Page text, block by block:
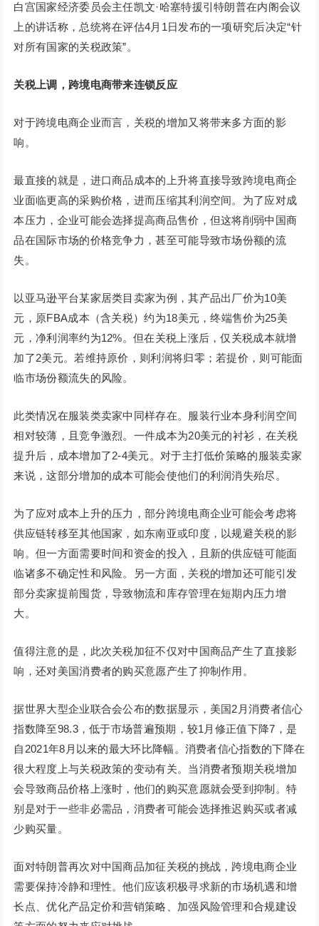
白宫国家经济委员会主任凯文·哈塞特援引特朗普在内阁会议
上的讲话称，总统将在评估4月1日发布的一项研究后决定“针
对所有国家的关税政策”。
关税上调，跨境电商带来连锁反应
对于跨境电商企业而言，关税的增加又将带来多方面的影
响。
最直接的就是，进口商品成本的上升将直接导致跨境电商企
业面临更高的采购价格，进而压缩其利润空间。为了应对成
本压力，企业可能会选择提高商品售价，但这将削弱中国商
品在国际市场的价格竞争力，甚至可能导致市场份额的流
失。
以亚马逊平台某家居类目卖家为例，其产品出厂价为10美
元，原FBA成本（含关税）约为18美元，终端售价为25美
元，净利润率约为12%。但在关税上涨后，仅关税成本就增
加了2美元。若维持原价，则利润将归零；若提价，则可能面
临市场份额流失的风险。
此类情况在服装类卖家中同样存在。服装行业本身利润空间
相对较薄，且竞争激烈。一件成本为20美元的衬衫，在关税
提升后，成本增加了2-4美元。对于主打低价策略的服装卖家
来说，这部分增加的成本可能会使他们的利润消失殆尽。
为了应对成本上升的压力，部分跨境电商企业可能会考虑将
供应链转移至其他国家，如东南亚或印度，以规避关税的影
响。但一方面需要时间和资金的投入，且新的供应链可能面
临诸多不确定性和风险。另一方面，关税的增加还可能引发
部分卖家提前囤货，导致物流和库存管理在短期内压力增
大。
值得注意的是，此次关税加征不仅对中国商品产生了直接影
响，还对美国消费者的购买意愿产生了抑制作用。
据世界大型企业联合会公布的数据显示，美国2月消费者信心
指数降至98.3，低于市场普遍预期，较1月修正值下降7，是
自2021年8月以来的最大环比降幅。消费者信心指数的下降在
很大程度上与关税政策的变动有关。当消费者预期关税增加
会导致商品价格上涨时，他们的购买意愿就会受到抑制。特
别是对于一些非必需品，消费者可能会选择推迟购买或者减
少购买量。
面对特朗普再次对中国商品加征关税的挑战，跨境电商企业
需要保持冷静和理性。他们应该积极寻求新的市场机遇和增
长点、优化产品定价和营销策略、加强风险管理和合规建设